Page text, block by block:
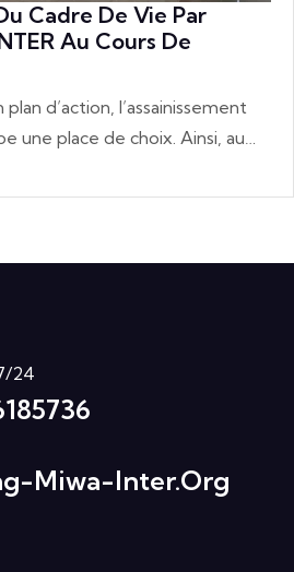
Cadre De Vie Par
Au Cours De
d’action, l’assainissement
une place de choix. Ainsi, au…
24
Miwa-Inter.org